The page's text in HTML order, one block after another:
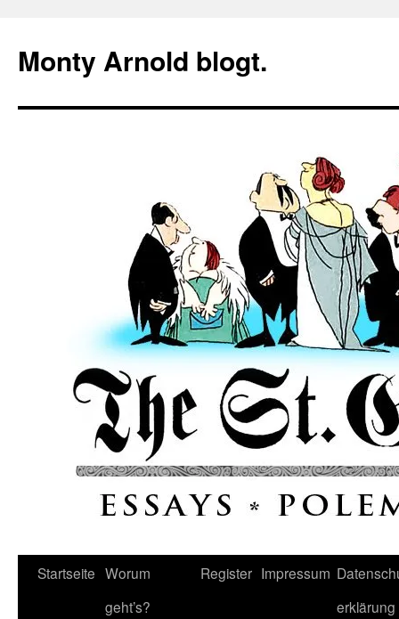
springen
Monty Arnold blogt.
Startseite Worum
geht’s?
Register Impressum
erklärung